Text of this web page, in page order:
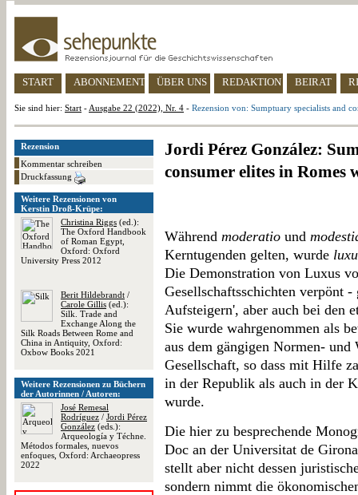
START ABONNEMENT ÜBER UNS REDAKTION BEIRAT
Sie sind hier: Start - Ausgabe 22 (2022), Nr. 4 - Rezension von: Sumptuary specialists and
Rezension
Kommentar schreiben
Druckfassung
Weitere Rezensionen von
Kerstin Droß-Krüpe:
Christina Riggs (ed.):
The Oxford Handbook
of Roman Egypt,
Oxford: Oxford
University Press 2012
Berit Hildebrandt /
Carole Gillis (ed.):
Silk. Trade and
Exchange Along the
Silk Roads Between Rome and
China in Antiquity, Oxford:
Oxbow Books 2021
Weitere Rezensionen zu Büchern
der Autorinnen / Autoren:
José Remesal
Rodríguez / Jordi Pérez
González (eds.):
Arqueología y Téchne.
Métodos formales, nuevos
enfoques, Oxford: Archaeopress
2022
Jordi Pérez González:
consumer elites in
Während moderatio und
Kerntugenden gelten, wurde
Die Demonstration von Luxus
Gesellschaftsschichten verpönt -
Aufsteigern', aber auch bei den
Sie wurde wahrgenommen als
aus dem gängigen Normen- und
Gesellschaft, so dass mit Hilfe
in der Republik als auch in der
wurde.
Die hier zu besprechende
Doc an der Universitat de
stellt aber nicht dessen
sondern nimmt die